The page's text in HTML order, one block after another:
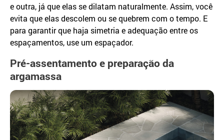
e outra, já que elas se dilatam naturalmente. Assim, você
evita que elas descolem ou se quebrem com o tempo. E
para garantir que haja simetria e adequação entre os
espaçamentos, use um espaçador.
Pré-assentamento e preparação da
argamassa